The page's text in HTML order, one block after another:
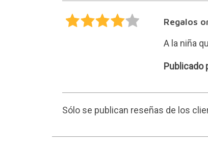
Regalos
A la niña
Cristina
Publicado
Sólo se publican reseñas de los